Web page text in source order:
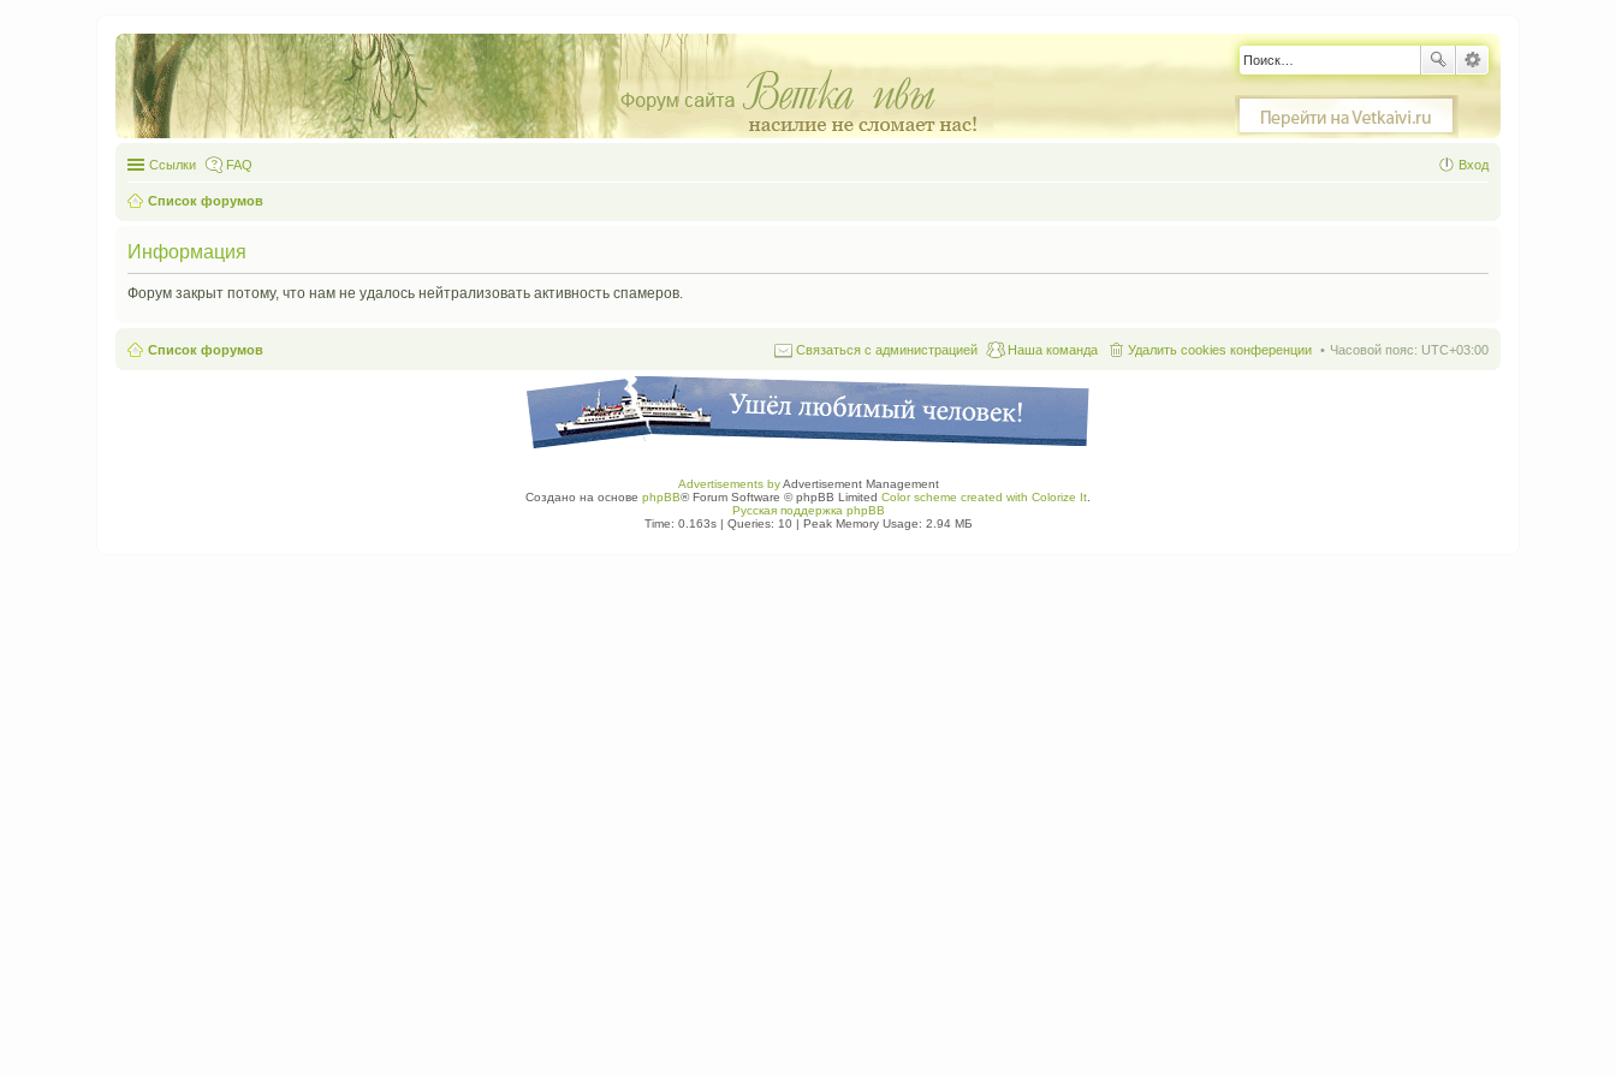
Ссылки FAQ Вход
Список форумов
Информация
Форум закрыт потому, что нам не удалось нейтрализовать активность спамеров.
Список форумов Часовой пояс: UTC+03:00
Удалить cookies конференции
Наша команда
Связаться с администрацией
Advertisements byAdvertisement Management
Создано на основе phpBB® Forum Software © phpBB Limited Color scheme created with Colorize It
Русская поддержка phpBB
Time: 0.163s| Queries: 10| Peak Memory Usage: 2.94 МБ